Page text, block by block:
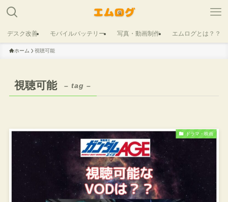
デスク改善 モバイルバッテリー 写真・動画制作 エムログとは？？
ホーム 視聴可能
視聴可能 – tag –
ドラマ・映画